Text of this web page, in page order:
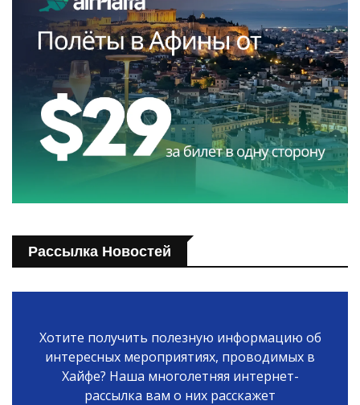
Рассылка Новостей
Хотите получить полезную информацию об
интересных мероприятиях, проводимых в
Хайфе? Наша многолетняя интернет-
рассылка вам о них расскажет